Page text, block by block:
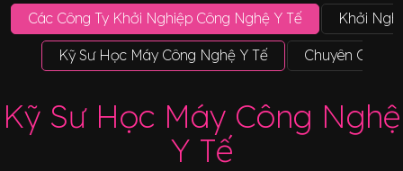
Các Công Ty Khởi Nghiệp Công Nghệ Y Tế Khởi
Kỹ Sư Học Máy Công Nghệ Y Tế Chuyên Gia
Kỹ Sư Học Máy Công Nghệ
Y Tế